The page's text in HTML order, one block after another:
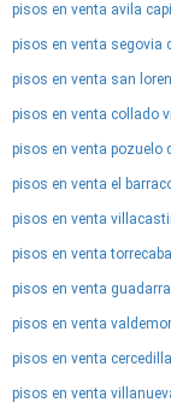
pisos en venta avila
pisos en venta segovia
pisos en venta san
pisos en venta collado
pisos en venta pozuelo
pisos en venta el
pisos en venta
pisos en venta
pisos en venta
pisos en venta
pisos en venta
pisos en venta